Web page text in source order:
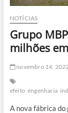
NOTÍCIAS
Grupo
milhões
novembro 14, 2022
efeito engenharia
A nova fábrica